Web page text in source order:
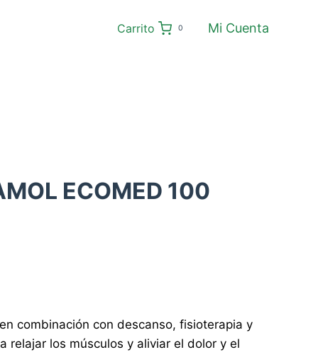
Carrito 0 Mi Cuenta
ECOMED 100
combinación con descanso, fisioterapia y
relajar los músculos y aliviar el dolor y el